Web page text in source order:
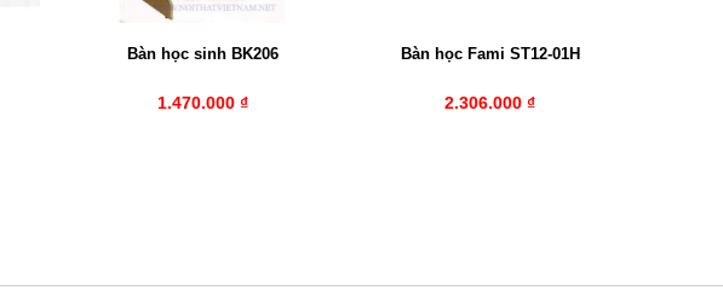
Bàn học sinh BK206
1.470.000 ₫
Bàn học Fami ST12-01H
2.306.000 ₫